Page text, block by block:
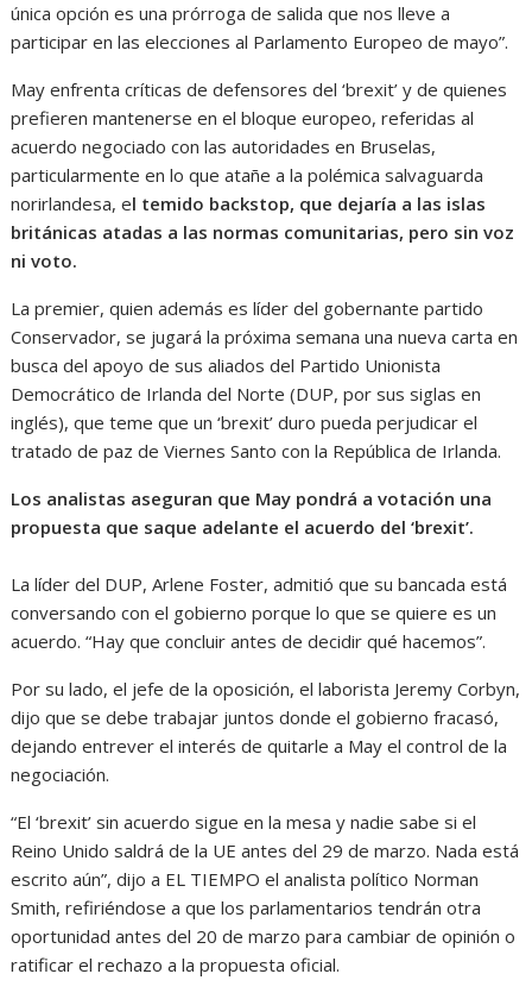
única opción es una prórroga de salida que nos lleve a
participar en las elecciones al Parlamento Europeo de mayo”.
May enfrenta críticas de defensores del ‘brexit’ y de quienes
prefieren mantenerse en el bloque europeo, referidas al
acuerdo negociado con las autoridades en Bruselas,
particularmente en lo que atañe a la polémica salvaguarda
norirlandesa, el temido backstop, que dejaría a las islas
británicas atadas a las normas comunitarias, pero sin voz
ni voto.
La premier, quien además es líder del gobernante partido
Conservador, se jugará la próxima semana una nueva carta en
busca del apoyo de sus aliados del Partido Unionista
Democrático de Irlanda del Norte (DUP, por sus siglas en
inglés), que teme que un ‘brexit’ duro pueda perjudicar el
tratado de paz de Viernes Santo con la República de Irlanda.
Los analistas aseguran que May pondrá a votación una
propuesta que saque adelante el acuerdo del ‘brexit’.
La líder del DUP, Arlene Foster, admitió que su bancada está
conversando con el gobierno porque lo que se quiere es un
acuerdo. “Hay que concluir antes de decidir qué hacemos”.
Por su lado, el jefe de la oposición, el laborista Jeremy Corbyn,
dijo que se debe trabajar juntos donde el gobierno fracasó,
dejando entrever el interés de quitarle a May el control de la
negociación.
“El ‘brexit’ sin acuerdo sigue en la mesa y nadie sabe si el
Reino Unido saldrá de la UE antes del 29 de marzo. Nada está
escrito aún”, dijo a EL TIEMPO el analista político Norman
Smith, refiriéndose a que los parlamentarios tendrán otra
oportunidad antes del 20 de marzo para cambiar de opinión o
ratificar el rechazo a la propuesta oficial.